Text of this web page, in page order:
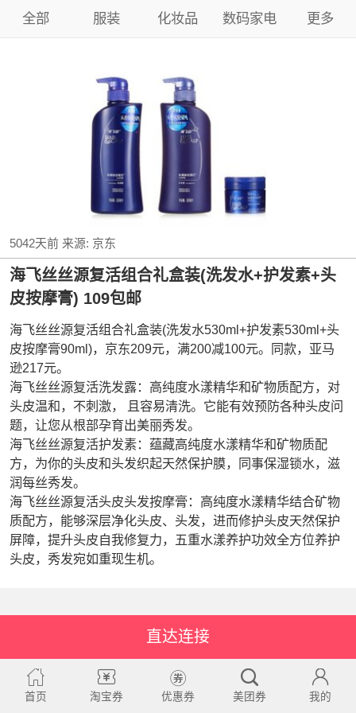
全部 服装 化妆品 数码家电 更多
5042天前来源: 京东
海飞丝丝源复活组合礼盒装(洗发水+护发素+头
皮按摩膏) 109包邮
海飞丝丝源复活组合礼盒装(洗发水530ml+护发素530ml+头
皮按摩膏90ml)，京东209元，满200减100元。同款，亚马
逊217元。
海飞丝丝源复活洗发露：高纯度水漾精华和矿物质配方，对
头皮温和，不刺激， 且容易清洗。它能有效预防各种头皮问
题，让您从根部孕育出美丽秀发。
海飞丝丝源复活护发素：蕴藏高纯度水漾精华和矿物质配
方，为你的头皮和头发织起天然保护膜，同事保湿锁水，滋
润每丝秀发。
海飞丝丝源复活头皮头发按摩膏：高纯度水漾精华结合矿物
质配方，能够深层净化头皮、头发，进而修护头皮天然保护
屏障，提升头皮自我修复力，五重水漾养护功效全方位养护
头皮，秀发宛如重现生机。
直达连接
首页 淘宝券 优惠券 美团券 我的